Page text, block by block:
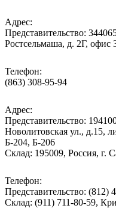
Адрес:
Представительство:
Ростсельмаша, д. 2Г, офис
Телефон:
(863) 308-95-94
Адрес:
Представительство:
Новолитовская ул., д.15,
Б-204, Б-206
Склад: 195009, Россия, г.
Телефон:
Представительство: (812)
Склад: (911) 711-80-59,